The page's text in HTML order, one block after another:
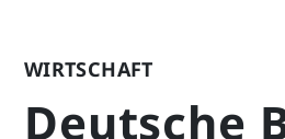
WIRTSCHAFT
Deutsche